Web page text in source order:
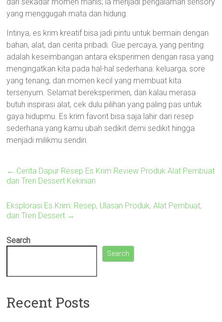
yang menggugah mata dan hidung.
Intinya, es krim kreatif bisa jadi pintu untuk bermain dengan
bahan, alat, dan cerita pribadi. Gue percaya, yang penting
adalah keseimbangan antara eksperimen dengan rasa yang
mengingatkan kita pada hal-hal sederhana: keluarga, sore
yang tenang, dan momen kecil yang membuat kita
tersenyum. Selamat bereksperimen, dan kalau merasa
butuh inspirasi alat, cek dulu pilihan yang paling pas untuk
gaya hidupmu. Es krim favorit bisa saja lahir dari resep
sederhana yang kamu ubah sedikit demi sedikit hingga
menjadi milikmu sendiri.
← Cerita Dapur Resep Es Krim Review Produk Alat Pembuat
dan Tren Dessert Kekinian
Eksplorasi Es Krim: Resep, Ulasan Produk, Alat Pembuat,
dan Tren Dessert →
Search
Search
Recent Posts